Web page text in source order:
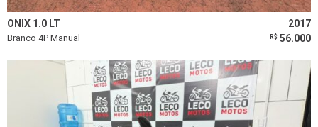
ONIX 1.0 LT 2017
Branco 4P Manual R$ 56.000